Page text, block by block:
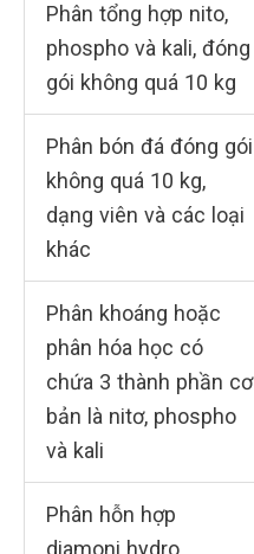
Phân tổng hợp nito,
phospho và kali, đóng
gói không quá 10 kg
Phân bón đá đóng gói
không quá 10 kg,
dạng viên và các loại
khác
Phân khoáng hoặc
phân hóa học có
chứa 3 thành phần cơ
bản là nitơ, phospho
và kali
Phân hỗn hợp
diamoni hydro